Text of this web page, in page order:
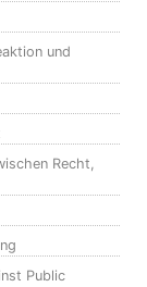
und
Recht,
Public